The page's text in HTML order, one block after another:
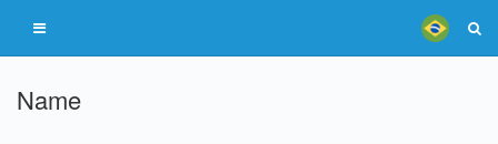
Name